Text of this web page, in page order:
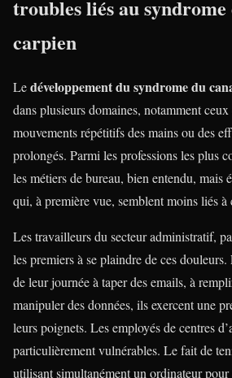
troubles liés au
carpien
Ledéveloppement du syndrome du
dans plusieurs domaines, notamment
mouvements répétitifs des mains ou des
prolongés. Parmi les professions les plus
les métiers de bureau, bien entendu, mais
qui, à première vue, semblent moins liés à
Les travailleurs du secteur administratif,
les premiers à se plaindre de ces
de leur journée à taper des emails, à
manipuler des données, ils exercent une
leurs poignets. Les employés de centres
particulièrement vulnérables. Le fait de
utilisant simultanément un ordinateur